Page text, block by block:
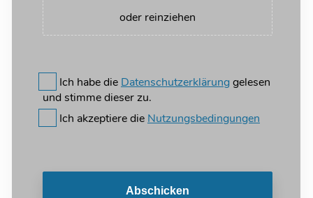
oder reinziehen
Ich habe die Datenschutzerklärunggelesen
und stimme dieser zu.
Ich akzeptiere die Nutzungsbedingungen
Abschicken